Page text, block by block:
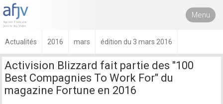
Menu
Actualités 2016 mars édition du 3 mars 2016
Activision Blizzard fait partie des "100
Best Compagnies To Work For" du
magazine Fortune en 2016